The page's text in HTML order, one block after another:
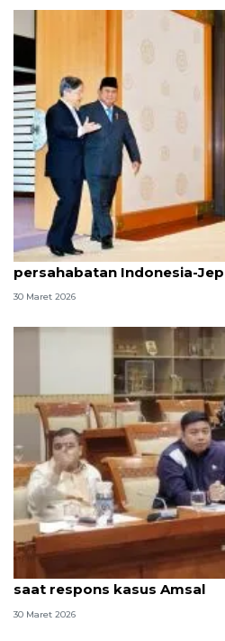
Presiden temui Kaisar
persahabatan Indonesia-
30 Maret 2026
Anggota DPR sebut
saat respons kasus Amsal
30 Maret 2026